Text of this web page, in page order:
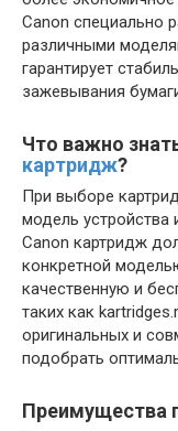
Canon специально
различными
гарантирует
зажевывания
Что важно
картридж?
При выборе
модель
Canon картридж
конкретной
качественную и
таких как
оригинальных и
подобрать
Преимущества